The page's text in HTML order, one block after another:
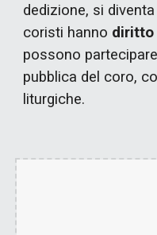
dedizione, si
coristi hanno diritto
possono
pubblica del coro,
liturgiche.